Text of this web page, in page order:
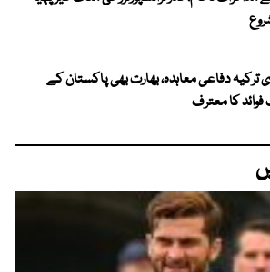
دفاعی معاہدہ، بھارت بھی پاکستان کے
کا معترف